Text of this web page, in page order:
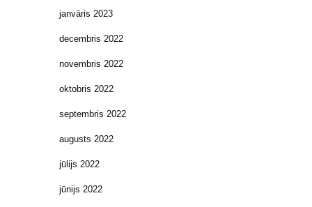
janvāris 2023
decembris 2022
novembris 2022
oktobris 2022
septembris 2022
augusts 2022
jūlijs 2022
jūnijs 2022